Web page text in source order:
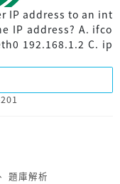
IP address to an int
IP address? A. ifco
192.168.1.2 C. ip
題庫解析